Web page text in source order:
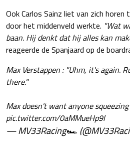
Ook Carlos Sainz liet van zich
door het middenveld werkte. "Wat
baan. Hij denkt dat hij alles kan
reageerde de Spanjaard op de
Max Verstappen : "Uhm, it's again.
there."
Max doesn't want anyone
pic.twitter.com/0aMMueHp9l
— MV33Racing🏎